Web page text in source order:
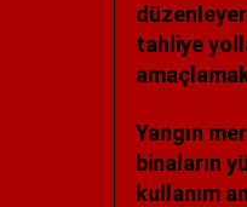
tahliye
Yangın
binaların
kullanım